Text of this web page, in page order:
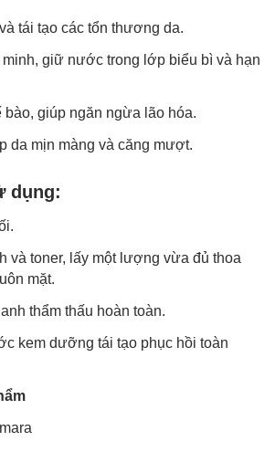
tái tạo các tổn thương da.
giữ nước trong lớp biểu bì và hạn
bào, giúp ngăn ngừa lão hóa.
da mịn màng và căng mượt.
dụng:
và toner, lấy một lượng vừa đủ thoa
mặt.
thẩm thấu hoàn toàn.
kem dưỡng tái tạo phục hồi toàn